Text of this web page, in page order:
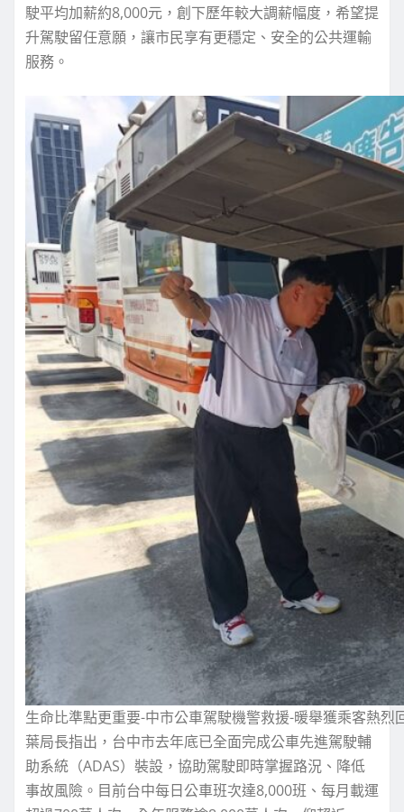
駛平均加薪約8,000元，創下歷年較大調薪幅度，希望提
升駕駛留任意願，讓市民享有更穩定、安全的公共運輸
服務。
生命比準點更重要-中市公車駕駛機警救援-暖舉獲乘客熱烈
葉局長指出，台中市去年底已全面完成公車先進駕駛輔
助系統（ADAS）裝設，協助駕駛即時掌握路況、降低
事故風險。目前台中每日公車班次達8,000班、每月載運